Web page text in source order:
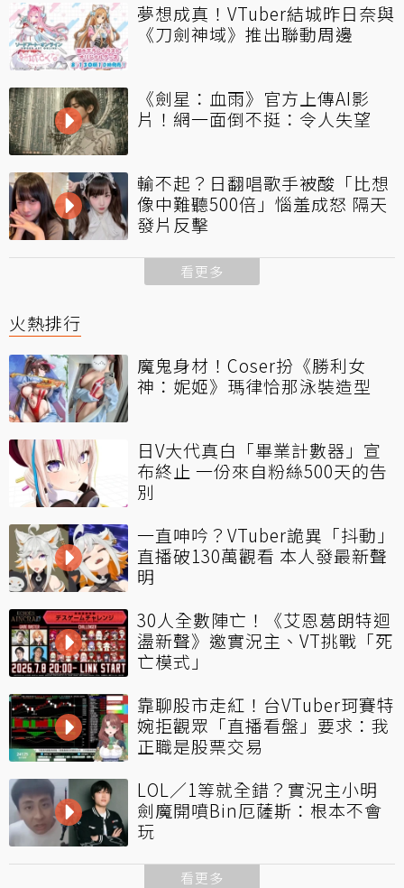
夢想成真！VTuber結城昨日奈與
《刀劍神域》推出聯動周邊
《劍星：血雨》官方上傳AI影
片！網一面倒不挺：令人失望
輸不起？日翻唱歌手被酸「比想
像中難聽500倍」惱羞成怒 隔天
發片反擊
看更多
火熱排行
魔鬼身材！Coser扮《勝利女
神：妮姬》瑪律恰那泳裝造型
日V大代真白「畢業計數器」宣
布終止 一份來自粉絲500天的告
別
一直呻吟？VTuber詭異「抖動」
直播破130萬觀看 本人發最新聲
明
30人全數陣亡！《艾恩葛朗特迴
盪新聲》邀實況主、VT挑戰「死
亡模式」
靠聊股市走紅！台VTuber珂賽特
婉拒觀眾「直播看盤」要求：我
正職是股票交易
LOL／1等就全錯？實況主小明
劍魔開噴Bin厄薩斯：根本不會
玩
看更多